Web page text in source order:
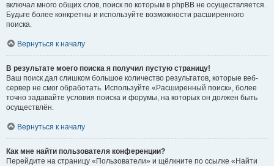
включал много общих слов, поиск по которым в phpBB не осуществляется.
Будьте более конкретны и используйте возможности расширенного
поиска.
Вернуться к началу
В результате моего поиска я получил пустую страницу!
Ваш поиск дал слишком большое количество результатов, которые веб-
сервер не смог обработать. Используйте «Расширенный поиск», более
точно задавайте условия поиска и форумы, на которых он должен быть
осуществлён.
Вернуться к началу
Как мне найти пользователя конференции?
Перейдите на страницу «Пользователи» и щёлкните по ссылке «Найти